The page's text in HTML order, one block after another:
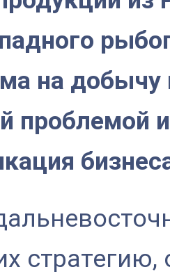
на
проблемой
стратегию,